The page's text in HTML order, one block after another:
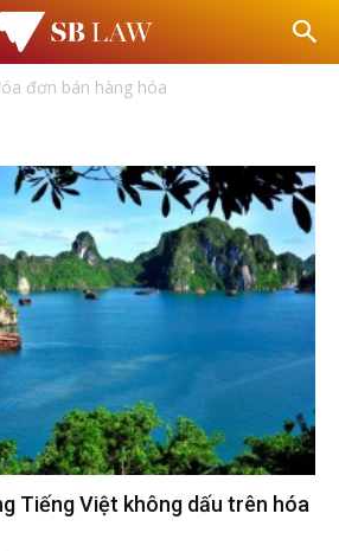
đơn bán hàng hóa
Tiếng Việt không dấu trên hóa